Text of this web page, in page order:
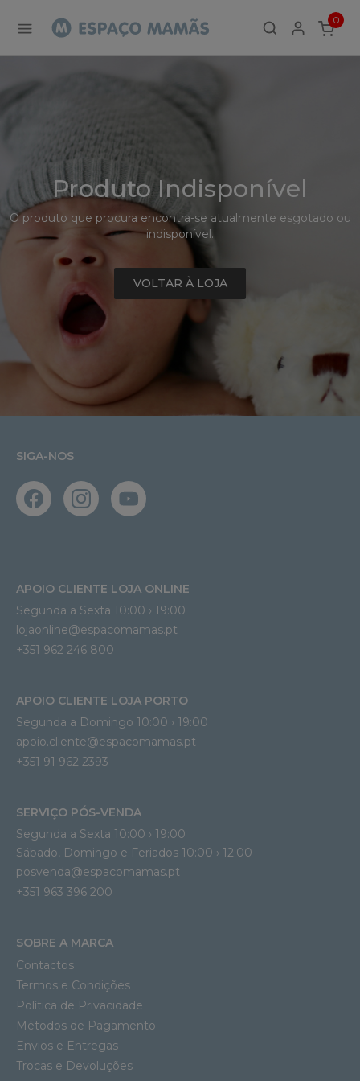
Detalhe
de
Produto
-
Produto
0
ITEMS
Produto Indisponível
O produto que procura encontra-se atualmente esgotado ou
indisponível.
VOLTAR À LOJA
SIGA-NOS
APOIO CLIENTE LOJA ONLINE
Segunda a Sexta 10:00 › 19:00
lojaonline@espacomamas.pt
+351 962 246 800
APOIO CLIENTE LOJA PORTO
Segunda a Domingo 10:00 › 19:00
apoio.cliente@espacomamas.pt
+351 91 962 2393
SERVIÇO PÓS-VENDA
Segunda a Sexta 10:00 › 19:00
Sábado, Domingo e Feriados 10:00 › 12:00
posvenda@espacomamas.pt
+351 963 396 200
SOBRE A MARCA
Contactos
Termos e Condições
Política de Privacidade
Métodos de Pagamento
Envios e Entregas
Trocas e Devoluções